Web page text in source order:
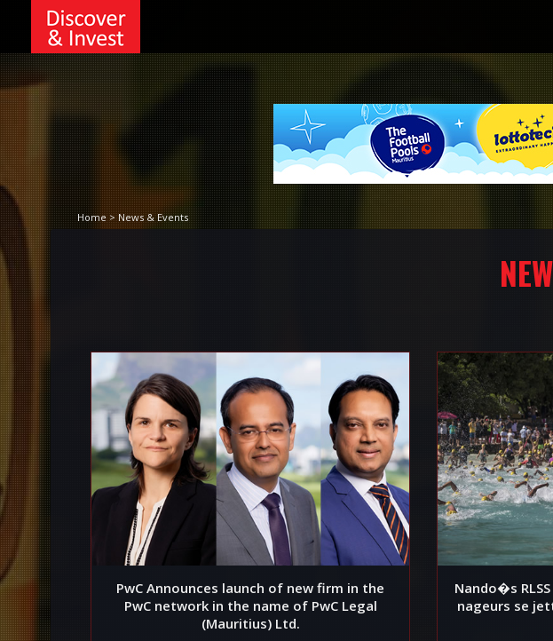
Home > News & Events
PwC Announces launch of new firm in the
PwC network in the name of PwC Legal
(Mauritius) Ltd.
Nando�s
nageurs se